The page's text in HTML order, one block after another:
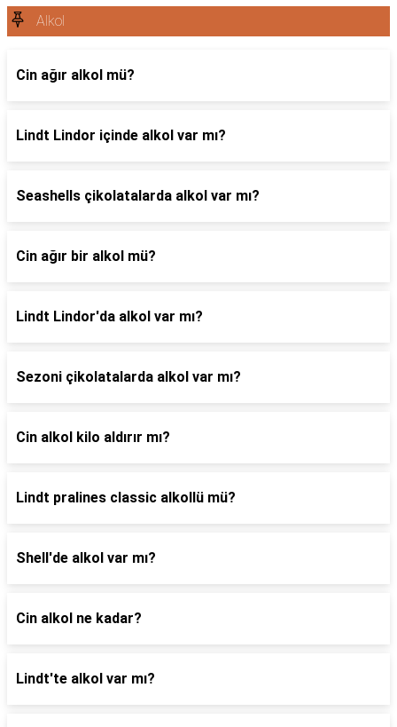
Alkol
Cin ağır alkol mü?
Lindt Lindor içinde alkol var mı?
Seashells çikolatalarda alkol var mı?
Cin ağır bir alkol mü?
Lindt Lindor'da alkol var mı?
Sezoni çikolatalarda alkol var mı?
Cin alkol kilo aldırır mı?
Lindt pralines classic alkollü mü?
Shell'de alkol var mı?
Cin alkol ne kadar?
Lindt'te alkol var mı?